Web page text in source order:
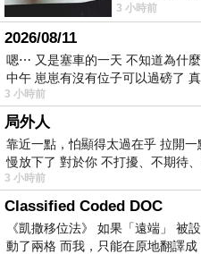
月的班表時，
3 小時前
2026/08/11
嗯⋯ 又是塞車的一天 不知道為什
中午 崽崽有沒有位子可以過磅了
3 小時前
局外人
靠近一點，怕顯得太過在乎 拉開
慢放下了 對於你 不打擾、不期待
3 小時前
Classified Coded DOC
《凱撒移位法》 如果「遠端」 被
動了兩格 而我，只能在原地翻譯成